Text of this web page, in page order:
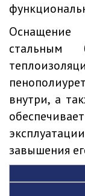
стальным
внутри, а
завышения